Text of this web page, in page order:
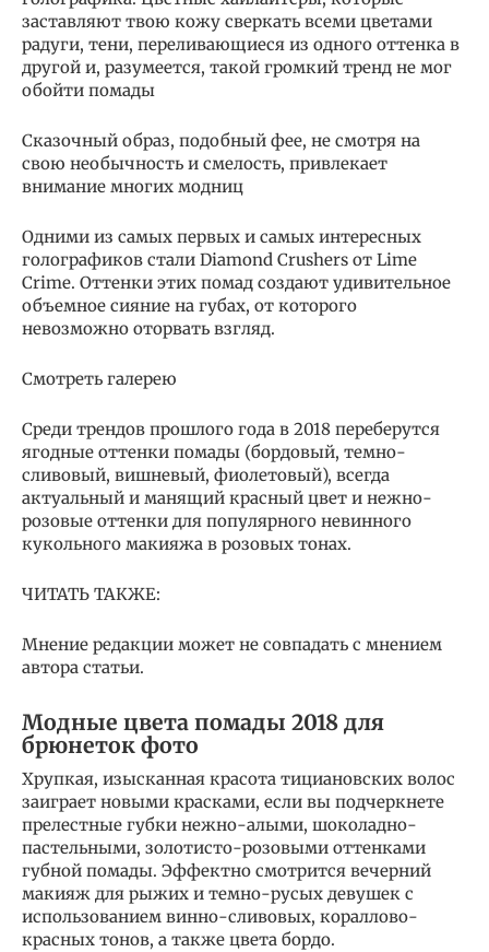
заставляют твою кожу сверкать всеми цветами
радуги, тени, переливающиеся из одного оттенка в
другой и, разумеется, такой громкий тренд не мог
обойти помады
Сказочный образ, подобный фее, не смотря на
свою необычность и смелость, привлекает
внимание многих модниц
Одними из самых первых и самых интересных
голографиков стали Diamond Crushers от Lime
Crime. Оттенки этих помад создают удивительное
объемное сияние на губах, от которого
невозможно оторвать взгляд.
Смотреть галерею
Среди трендов прошлого года в 2018 переберутся
ягодные оттенки помады (бордовый, темно-
сливовый, вишневый, фиолетовый), всегда
актуальный и манящий красный цвет и нежно-
розовые оттенки для популярного невинного
кукольного макияжа в розовых тонах.
ЧИТАТЬ ТАКЖЕ:
Мнение редакции может не совпадать с мнением
автора статьи.
Модные цвета помады 2018 для
брюнеток фото
Хрупкая, изысканная красота тициановских волос
заиграет новыми красками, если вы подчеркнете
прелестные губки нежно-алыми, шоколадно-
пастельными, золотисто-розовыми оттенками
губной помады. Эффектно смотрится вечерний
макияж для рыжих и темно-русых девушек с
использованием винно-сливовых, кораллово-
красных тонов, а также цвета бордо.